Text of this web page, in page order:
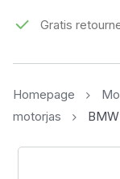
Gratis
Homepage
motorjas